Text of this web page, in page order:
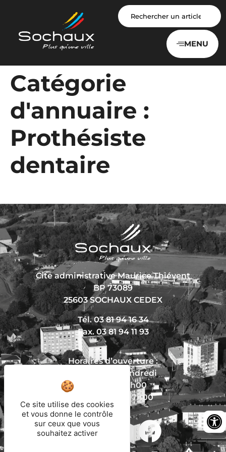
MENU
Catégorie
d'annuaire :
Prothésiste
dentaire
Cité administrative Maurice Thiévent
BP 73089
25603 SOCHAUX CEDEX
Tél. 03 81 94 16 34
Fax. 03 81 94 11 93
Horaires d’ouverture :
Du lundi au vendredi
De 8h30 à 12h00
Et de 13h30 à 17h00
Nous écrire
Panneau de gestion des cookies
Ce site utilise des cookies
et vous donne le contrôle
sur ceux que vous
souhaitez activer